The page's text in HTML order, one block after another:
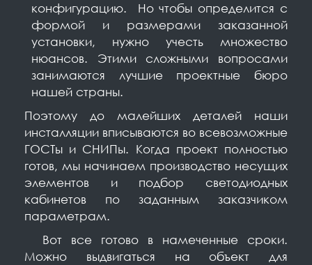
конфигурацию. Но чтобы определится с
формой и размерами заказанной
установки, нужно учесть множество
нюансов. Этими сложными вопросами
занимаются лучшие проектные бюро
нашей страны.
Поэтому до малейших деталей наши
инсталляции вписываются во всевозможные
ГОСТы и СНИПы. Когда проект полностью
готов, мы начинаем производство несущих
элементов и подбор светодиодных
кабинетов по заданным заказчиком
параметрам. ⠀
Вот все готово в намеченные сроки.
Можно выдвигаться на объект для